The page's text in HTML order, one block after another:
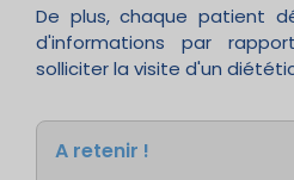
De plus, chaque patient
d'informations par
solliciter la visite d'un
A retenir !